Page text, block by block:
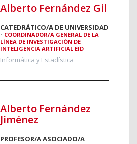
Alberto Fernández Gil
CATEDRÁTICO/A DE UNIVERSIDAD
- COORDINADOR/A GENERAL DE LA
LÍNEA DE INVESTIGACIÓN DE
INTELIGENCIA ARTIFICIAL EID
Informática y Estadística
Alberto Fernández
Jiménez
PROFESOR/A ASOCIADO/A